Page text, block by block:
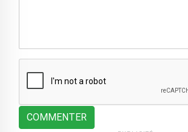
COMMENTER